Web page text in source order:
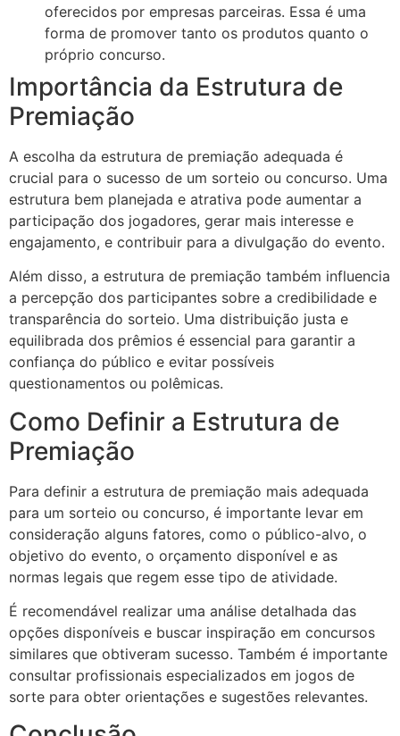
oferecidos por empresas parceiras. Essa é uma
forma de promover tanto os produtos quanto o
próprio concurso.
Importância da Estrutura de
Premiação
A escolha da estrutura de premiação adequada é
crucial para o sucesso de um sorteio ou concurso. Uma
estrutura bem planejada e atrativa pode aumentar a
participação dos jogadores, gerar mais interesse e
engajamento, e contribuir para a divulgação do evento.
Além disso, a estrutura de premiação também influencia
a percepção dos participantes sobre a credibilidade e
transparência do sorteio. Uma distribuição justa e
equilibrada dos prêmios é essencial para garantir a
confiança do público e evitar possíveis
questionamentos ou polêmicas.
Como Definir a Estrutura de
Premiação
Para definir a estrutura de premiação mais adequada
para um sorteio ou concurso, é importante levar em
consideração alguns fatores, como o público-alvo, o
objetivo do evento, o orçamento disponível e as
normas legais que regem esse tipo de atividade.
É recomendável realizar uma análise detalhada das
opções disponíveis e buscar inspiração em concursos
similares que obtiveram sucesso. Também é importante
consultar profissionais especializados em jogos de
sorte para obter orientações e sugestões relevantes.